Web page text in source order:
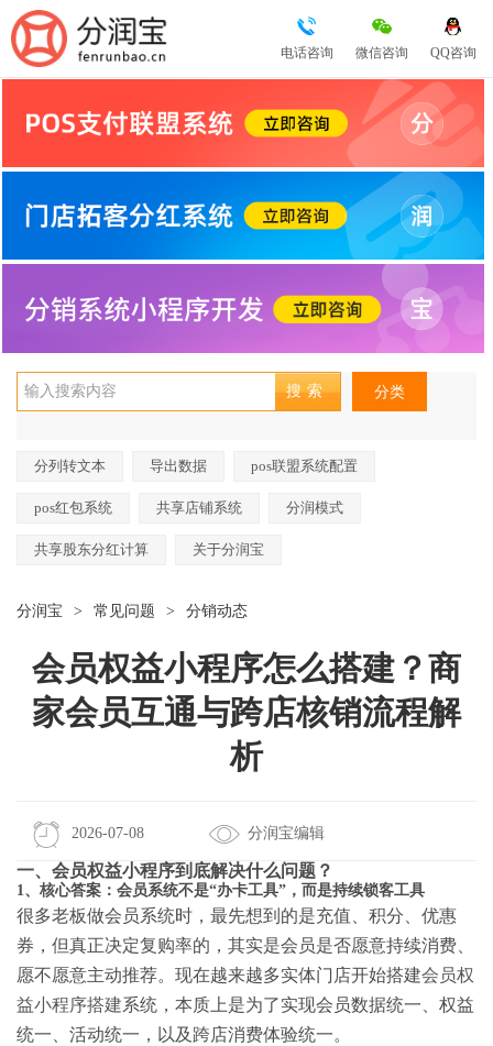
QQ咨询
微信咨询
电话咨询
分类
分列转文本 导出数据 pos联盟系统配置
pos红包系统 共享店铺系统 分润模式
共享股东分红计算 关于分润宝
分润宝 > 常见问题 > 分销动态
会员权益小程序怎么搭建？商
家会员互通与跨店核销流程解
析
2026-07-08 分润宝编辑
一、会员权益小程序到底解决什么问题？
1、核心答案：会员系统不是“办卡工具”，而是持续锁客工具
很多老板做会员系统时，最先想到的是充值、积分、优惠
券，但真正决定复购率的，其实是会员是否愿意持续消费、
愿不愿意主动推荐。现在越来越多实体门店开始搭建会员权
益小程序搭建系统，本质上是为了实现会员数据统一、权益
统一、活动统一，以及跨店消费体验统一。